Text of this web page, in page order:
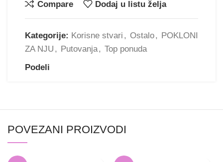
Compare Dodaj u listu želja
Kategorije: Korisne stvari , Ostalo, POKLONI
ZA NJU , Putovanja, Top ponuda
Podeli
POVEZANI PROIZVODI